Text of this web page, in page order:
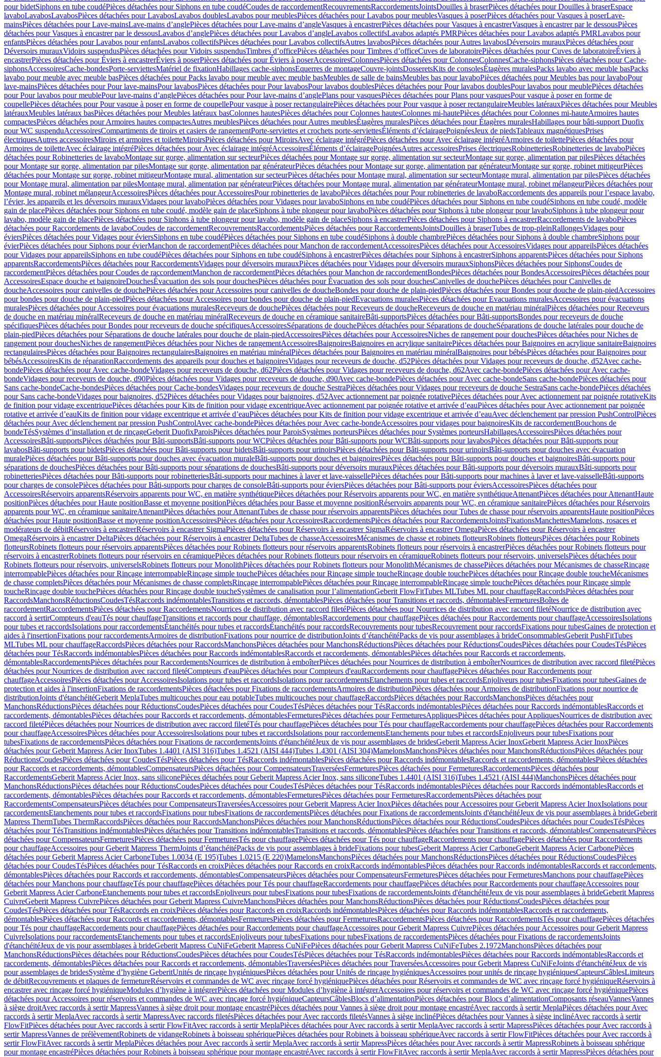
pour bidetSiphons en tube coudéPièces détachées pour Siphons en tube coudéCoudes de raccordementRecouvrementsRaccordementsJointsDouilles à braserPièces détachées pour Douilles à braserEspace
lavaboLavabosLavabosPièces détachées pour LavabosLavabos doublesLavabos pour meublesPièces détachées pour Lavabos pour meublesVasques à poserPièces détachées pour Vasques à poserLave-
mainsPièces détachées pour Lave-mainsLave-mains d’anglePièces détachées pour Lave-mains d’angleVasques à encastrerPièces détachées pour Vasques à encastrerVasques à encastrer par le dessousPièces
détachées pour Vasques à encastrer par le dessousLavabos d’anglePièces détachées pour Lavabos d’angleLavabos collectifsLavabos adaptés PMRPièces détachées pour Lavabos adaptés PMRLavabos pour
enfantsPièces détachées pour Lavabos pour enfantsLavabos collectifsPièces détachées pour Lavabos collectifsAutres lavabosPièces détachées pour Autres lavabosDéversoirs murauxPièces détachées pour
Déversoirs murauxVidoirs suspendusPièces détachées pour Vidoirs suspendusTimbres dʼofficePièces détachées pour Timbres dʼofficeCuves de laboratoirePièces détachées pour Cuves de laboratoireÉviers à
encastrerPièces détachées pour Éviers à encastrerÉviers à poserPièces détachées pour Éviers à poserAccessoiresColonnesPièces détachées pour ColonnesColonnesCache-siphonsPièces détachées pour Cache-
siphonsAccessoiresCache-bondesPorte-serviettesMatériel de fixationHabillages cache-siphonsEquerres de montageCouvre-jointsDosseretsKits de consolesÉtagères muralesPacks lavabo avec meuble basPacks
lavabo pour meuble avec meuble basPièces détachées pour Packs lavabo pour meuble avec meuble basMeubles de salle de bainsMeubles bas pour lavaboPièces détachées pour Meubles bas pour lavaboPour
lave-mainsPièces détachées pour Pour lave-mainsPour lavabosPièces détachées pour Pour lavabosPour lavabos doublesPièces détachées pour Pour lavabos doublesPour lavabos pour meublePièces détachées
pour Pour lavabos pour meublePour lave-mains d’anglePièces détachées pour Pour lave-mains d’anglePlans pour vasquesPièces détachées pour Plans pour vasquesPour vasque à poser en forme de
coupellePièces détachées pour Pour vasque à poser en forme de coupellePour vasque à poser rectangulairePièces détachées pour Pour vasque à poser rectangulaireMeubles latérauxPièces détachées pour Meubles
latérauxMeubles latéraux basPièces détachées pour Meubles latéraux basColonnes hautesPièces détachées pour Colonnes hautesColonnes mi-hautePièces détachées pour Colonnes mi-hauteArmoires hautes
compactesPièces détachées pour Armoires hautes compactesAutres meublesPièces détachées pour Autres meublesÉtagères muralesPièces détachées pour Étagères muralesHabillages pour bâti-support Duofix
pour WC suspenduAccessoiresCompartiments de tiroirs et casiers de rangementPorte-serviettes et crochets porte-serviettesÉléments d’éclairagePoignéesJeux de piedsTableaux magnétiquesPrises
électriquesAutres accessoiresMiroirs et armoires et toiletteMiroirsPièces détachées pour MiroirsAvec éclairage intégréPièces détachées pour Avec éclairage intégréArmoires de toilettePièces détachées pour
Armoires de toiletteAvec éclairage intégréPièces détachées pour Avec éclairage intégréAccessoiresÉléments d’éclairagePoignéesAutres accessoiresPrises électriquesRobinetteriesRobinetteries de lavaboPièces
détachées pour Robinetteries de lavaboMontage sur gorge, alimentation sur secteurPièces détachées pour Montage sur gorge, alimentation sur secteurMontage sur gorge, alimentation par pilesPièces détachées
pour Montage sur gorge, alimentation par pilesMontage sur gorge, alimentation par générateurPièces détachées pour Montage sur gorge, alimentation par générateurMontage sur gorge, robinet mitigeurPièces
détachées pour Montage sur gorge, robinet mitigeurMontage mural, alimentation sur secteurPièces détachées pour Montage mural, alimentation sur secteurMontage mural, alimentation par pilesPièces détachées
pour Montage mural, alimentation par pilesMontage mural, alimentation par générateurPièces détachées pour Montage mural, alimentation par générateurMontage mural, robinet mélangeurPièces détachées pour
Montage mural, robinet mélangeurAccessoiresPièces détachées pour AccessoiresPour robinetteries de lavaboPièces détachées pour Pour robinetteries de lavaboRaccordements des appareils pour l’espace lavabo,
l’évier, les appareils et les déversoirs murauxVidages pour lavaboPièces détachées pour Vidages pour lavaboSiphons en tube coudéPièces détachées pour Siphons en tube coudéSiphons en tube coudé, modèle
gain de placePièces détachées pour Siphons en tube coudé, modèle gain de placeSiphons à tube plongeur pour lavaboPièces détachées pour Siphons à tube plongeur pour lavaboSiphons à tube plongeur pour
lavabo, modèle gain de placePièces détachées pour Siphons à tube plongeur pour lavabo, modèle gain de placeSiphons à encastrerPièces détachées pour Siphons à encastrerRaccordements de lavaboPièces
détachées pour Raccordements de lavaboCoudes de raccordementRecouvrementsRaccordementsPièces détachées pour RaccordementsJointsDouilles à braserTubes de trop-pleinRallongesVidages pour
éviersPièces détachées pour Vidages pour éviersSiphons en tube coudéPièces détachées pour Siphons en tube coudéSiphons à double chambrePièces détachées pour Siphons à double chambreSiphons pour
évierPièces détachées pour Siphons pour évierManchon de raccordementPièces détachées pour Manchon de raccordementAccessoiresPièces détachées pour AccessoiresVidages pour appareilsPièces détachées
pour Vidages pour appareilsSiphons en tube coudéPièces détachées pour Siphons en tube coudéSiphons à encastrerPièces détachées pour Siphons à encastrerSiphons apparentsPièces détachées pour Siphons
apparentsRaccordementsPièces détachées pour RaccordementsVidages pour déversoirs murauxPièces détachées pour Vidages pour déversoirs murauxSiphonsPièces détachées pour SiphonsCoudes de
raccordementPièces détachées pour Coudes de raccordementManchon de raccordementPièces détachées pour Manchon de raccordementBondesPièces détachées pour BondesAccessoiresPièces détachées pour
AccessoiresEspace douche et baignoireDouchesÉvacuation des sols pour douchesPièces détachées pour Évacuation des sols pour douchesCanivelles de douchePièces détachées pour Canivelles de
doucheAccessoires pour canivelles de douchePièces détachées pour Accessoires pour canivelles de doucheBondes pour douche de plain-piedPièces détachées pour Bondes pour douche de plain-piedAccessoires
pour bondes pour douche de plain-piedPièces détachées pour Accessoires pour bondes pour douche de plain-piedEvacuations muralesPièces détachées pour Evacuations muralesAccessoires pour évacuations
muralesPièces détachées pour Accessoires pour évacuations muralesReceveurs de douchePièces détachées pour Receveurs de doucheReceveurs de douche en matériau minéralPièces détachées pour Receveurs
de douche en matériau minéralReceveurs de douche en matériau minéralReceveurs de douche en céramique sanitaireBâti-supportsPièces détachées pour Bâti-supportsBondes pour receveurs de douche
spécifiquesPièces détachées pour Bondes pour receveurs de douche spécifiquesAccessoiresSéparations de douchePièces détachées pour Séparations de doucheSéparations de douche latérales pour douche de
plain-piedPièces détachées pour Séparations de douche latérales pour douche de plain-piedAccessoiresPièces détachées pour AccessoiresNiches de rangement pour douchesPièces détachées pour Niches de
rangement pour douchesNiches de rangementPièces détachées pour Niches de rangementAccessoiresBaignoiresBaignoires en acrylique sanitairePièces détachées pour Baignoires en acrylique sanitaireBaignoires
rectangulairesPièces détachées pour Baignoires rectangulairesBaignoires en matériau minéralPièces détachées pour Baignoires en matériau minéralBaignoires pour bébésPièces détachées pour Baignoires pour
bébésAccessoiresKits de réparationRaccordements des appareils pour douches et baignoiresVidages pour receveurs de douche, d52Pièces détachées pour Vidages pour receveurs de douche, d52Avec cache-
bondePièces détachées pour Avec cache-bondeVidages pour receveurs de douche, d62Pièces détachées pour Vidages pour receveurs de douche, d62Avec cache-bondePièces détachées pour Avec cache-
bondeVidages pour receveurs de douche, d90Pièces détachées pour Vidages pour receveurs de douche, d90Avec cache-bondePièces détachées pour Avec cache-bondeSans cache-bondePièces détachées pour
Sans cache-bondeCache-bondesPièces détachées pour Cache-bondesVidages pour receveurs de douche SestraPièces détachées pour Vidages pour receveurs de douche SestraSans cache-bondePièces détachées
pour Sans cache-bondeVidages pour baignoires, d52Pièces détachées pour Vidages pour baignoires, d52Avec actionnement par poignée rotativePièces détachées pour Avec actionnement par poignée rotativeKits
de finition pour vidage excentriquePièces détachées pour Kits de finition pour vidage excentriqueAvec actionnement par poignée rotative et arrivée d’eauPièces détachées pour Avec actionnement par poignée
rotative et arrivée d’eauKits de finition pour vidage excentrique et arrivée d’eauPièces détachées pour Kits de finition pour vidage excentrique et arrivée d’eauAvec déclenchement par pression PushControlPièces
détachées pour Avec déclenchement par pression PushControlAvec cache-bondePièces détachées pour Avec cache-bondeAccessoires pour vidages pour baignoiresKits de raccordementBouchons de
bondeTésSystèmes d’installation et de rinçageGeberit DuofixParoisPièces détachées pour ParoisSystèmes porteursPièces détachées pour Systèmes porteursHabillagesAccessoiresPièces détachées pour
AccessoiresBâti-supportsPièces détachées pour Bâti-supportsBâti-supports pour WCPièces détachées pour Bâti-supports pour WCBâti-supports pour lavabosPièces détachées pour Bâti-supports pour
lavabosBâti-supports pour bidetsPièces détachées pour Bâti-supports pour bidetsBâti-supports pour urinoirsPièces détachées pour Bâti-supports pour urinoirsBâti-supports pour douches avec évacuation
muralePièces détachées pour Bâti-supports pour douches avec évacuation muraleBâti-supports pour douches et baignoiresPièces détachées pour Bâti-supports pour douches et baignoiresBâti-supports pour
séparations de douchesPièces détachées pour Bâti-supports pour séparations de douchesBâti-supports pour déversoirs murauxPièces détachées pour Bâti-supports pour déversoirs murauxBâti-supports pour
robinetteriesPièces détachées pour Bâti-supports pour robinetteriesBâti-supports pour machines à laver et lave-vaissellePièces détachées pour Bâti-supports pour machines à laver et lave-vaisselleBâti-supports
pour charges de consolePièces détachées pour Bâti-supports pour charges de consoleBâti-supports pour éviersPièces détachées pour Bâti-supports pour éviersAccessoiresPièces détachées pour
AccessoiresRéservoirs apparentsRéservoirs apparents pour WC, en matière synthétiquePièces détachées pour Réservoirs apparents pour WC, en matière synthétiqueAttenantPièces détachées pour AttenantHaute
positionPièces détachées pour Haute positionBasse et moyenne positionPièces détachées pour Basse et moyenne positionRéservoirs apparents pour WC, en céramique sanitairePièces détachées pour Réservoirs
apparents pour WC, en céramique sanitaireAttenantPièces détachées pour AttenantTubes de chasse pour réservoirs apparentsPièces détachées pour Tubes de chasse pour réservoirs apparentsHaute positionPièces
détachées pour Haute positionBasse et moyenne positionAccessoiresPièces détachées pour AccessoiresRaccordementsPièces détachées pour RaccordementsJointsFixationsManchettesMamelons, rosaces et
modérateurs de débitRéservoirs à encastrerRéservoirs à encastrer SigmaPièces détachées pour Réservoirs à encastrer SigmaRéservoirs à encastrer OmegaPièces détachées pour Réservoirs à encastrer
OmegaRéservoirs à encastrer DeltaPièces détachées pour Réservoirs à encastrer DeltaTubes de chasseAccessoiresMécanismes de chasse et robinets flotteursRobinets flotteursPièces détachées pour Robinets
flotteursRobinets flotteurs pour réservoirs apparentsPièces détachées pour Robinets flotteurs pour réservoirs apparentsRobinets flotteurs pour réservoirs à encastrerPièces détachées pour Robinets flotteurs pour
réservoirs à encastrerRobinets flotteurs pour réservoirs en céramiquePièces détachées pour Robinets flotteurs pour réservoirs en céramiqueRobinets flotteurs pour réservoirs, universelsPièces détachées pour
Robinets flotteurs pour réservoirs, universelsRobinets flotteurs pour MonolithPièces détachées pour Robinets flotteurs pour MonolithMécanismes de chassePièces détachées pour Mécanismes de chasseRinçage
interrompablePièces détachées pour Rinçage interrompableRinçage simple touchePièces détachées pour Rinçage simple toucheRinçage double touchePièces détachées pour Rinçage double toucheMécanismes
de chasse completsPièces détachées pour Mécanismes de chasse completsRinçage interrompablePièces détachées pour Rinçage interrompableRinçage simple touchePièces détachées pour Rinçage simple
toucheRinçage double touchePièces détachées pour Rinçage double toucheSystèmes de canalisation pour l’alimentationGeberit FlowFitTubes MLTubes ML pour chauffageRaccordsPièces détachées pour
RaccordsManchonsRéductionsCoudesTésRaccords indémontablesTransitions et raccords, démontablesPièces détachées pour Transitions et raccords, démontablesFermeturesBoîtes de
raccordementRaccordementsPièces détachées pour RaccordementsNourrices de distribution avec raccord filetéPièces détachées pour Nourrices de distribution avec raccord filetéNourrice de distribution avec
raccord à sertirCompteurs d'eauTés pour chauffageTransitions et raccords pour chauffage, démontablesRaccordements pour chauffagePièces détachées pour Raccordements pour chauffageAccessoiresIsolations
pour tubes et raccordsIsolations pour raccordementsÉtanchéités pour tubes et raccordsÉtanchéités pour raccordsRecouvrements pour tubesRecouvrement pour raccordsFixations pour tubesGaines de protection et
aides à l'insertionFixations pour raccordementsArmoires de distributionFixations pour nourrice de distributionJoints d’étanchéitéPacks de vis pour assemblages à brideConsommablesGeberit PushFitTubes
MLTubes ML pour chauffageRaccordsPièces détachées pour RaccordsManchonsPièces détachées pour ManchonsRéductionsPièces détachées pour RéductionsCoudesPièces détachées pour CoudesTésPièces
détachées pour TésRaccords indémontablesPièces détachées pour Raccords indémontablesRaccords et raccordements, démontablesPièces détachées pour Raccords et raccordements,
démontablesRaccordementsPièces détachées pour RaccordementsNourrices de distribution à emboîterPièces détachées pour Nourrices de distribution à emboîterNourrices de distribution avec raccord filetéPièces
détachées pour Nourrices de distribution avec raccord filetéCompteurs d'eauPièces détachées pour Compteurs d'eauRaccordements pour chauffagePièces détachées pour Raccordements pour
chauffageAccessoiresPièces détachées pour AccessoiresIsolations pour tubes et raccordsIsolations pour raccordementsEtanchements pour tubes et raccordsEnjoliveurs pour tubesFixations pour tubesGaines de
protection et aides à l'insertionFixations de raccordementsPièces détachées pour Fixations de raccordementsArmoires de distributionPièces détachées pour Armoires de distributionFixations pour nourrice de
distributionJoints d'étanchéitéGeberit MeplaTubes multicouches pour eau potableTubes multicouches pour chauffageRaccordsPièces détachées pour RaccordsManchonsPièces détachées pour
ManchonsRéductionsPièces détachées pour RéductionsCoudesPièces détachées pour CoudesTésPièces détachées pour TésRaccords indémontablesPièces détachées pour Raccords indémontablesRaccords et
raccordements, démontablesPièces détachées pour Raccords et raccordements, démontablesFermeturesPièces détachées pour FermeturesAppliquesPièces détachées pour AppliquesNourrices de distribution avec
raccord filetéPièces détachées pour Nourrices de distribution avec raccord filetéTés pour chauffagePièces détachées pour Tés pour chauffageRaccordements pour chauffagePièces détachées pour Raccordements
pour chauffageAccessoiresPièces détachées pour AccessoiresIsolations pour tubes et raccordsIsolations pour raccordementsEtanchements pour tubes et raccordsEnjoliveurs pour tubesFixations pour
tubesFixations de raccordementsPièces détachées pour Fixations de raccordementsJoints d'étanchéitéJeux de vis pour assemblages de bridesGeberit Mapress Acier InoxGeberit Mapress Acier InoxPièces
détachées pour Geberit Mapress Acier InoxTubes 1.4401 (AISI 316)Tubes 1.4521 (AISI 444)Tubes 1.4301 (AISI 304)MamelonsManchonsPièces détachées pour ManchonsRéductionsPièces détachées pour
RéductionsCoudesPièces détachées pour CoudesTésPièces détachées pour TésRaccords indémontablesPièces détachées pour Raccords indémontablesRaccords et raccordements, démontablesPièces détachées
pour Raccords et raccordements, démontablesCompensateursPièces détachées pour CompensateursTraverséesFermeturesPièces détachées pour FermeturesRaccordementsPièces détachées pour
RaccordementsGeberit Mapress Acier Inox, sans siliconePièces détachées pour Geberit Mapress Acier Inox, sans siliconeTubes 1.4401 (AISI 316)Tubes 1.4521 (AISI 444)ManchonsPièces détachées pour
ManchonsRéductionsPièces détachées pour RéductionsCoudesPièces détachées pour CoudesTésPièces détachées pour TésRaccords indémontablesPièces détachées pour Raccords indémontablesRaccords et
raccordements, démontablesPièces détachées pour Raccords et raccordements, démontablesFermeturesPièces détachées pour FermeturesRaccordementsPièces détachées pour
RaccordementsCompensateursPièces détachées pour CompensateursTraverséesAccessoires pour Geberit Mapress Acier InoxPièces détachées pour Accessoires pour Geberit Mapress Acier InoxIsolations pour
raccordementsEtanchements pour tubes et raccordsFixations pour tubesFixations de raccordementsPièces détachées pour Fixations de raccordementsJoints d'étanchéitéJeux de vis pour assemblages à brideGeberit
Mapress ThermTubes ThermRaccordsPièces détachées pour RaccordsManchonsPièces détachées pour ManchonsRéductionsPièces détachées pour RéductionsCoudesPièces détachées pour CoudesTésPièces
détachées pour TésTransitions indémontablesPièces détachées pour Transitions indémontablesTransitions et raccords, démontablesPièces détachées pour Transitions et raccords, démontablesCompensateursPièces
détachées pour CompensateursFermeturesPièces détachées pour FermeturesTés pour chauffagePièces détachées pour Tés pour chauffageRaccordements pour chauffagePièces détachées pour Raccordements
pour chauffageAccessoires pour Geberit Mapress ThermJoints d’étanchéitéPacks de vis pour assemblages à brideFixations pour tubesGeberit Mapress Acier CarboneGeberit Mapress Acier CarbonePièces
détachées pour Geberit Mapress Acier CarboneTubes 1.0034 (E 195)Tubes 1.0215 (E 220)MamelonsManchonsPièces détachées pour ManchonsRéductionsPièces détachées pour RéductionsCoudesPièces
détachées pour CoudesTésPièces détachées pour TésRaccords en croixPièces détachées pour Raccords en croixRaccords indémontablesPièces détachées pour Raccords indémontablesRaccords et raccordements,
démontablesPièces détachées pour Raccords et raccordements, démontablesCompensateursPièces détachées pour CompensateursFermeturesPièces détachées pour FermeturesManchons pour chauffagePièces
détachées pour Manchons pour chauffageTés pour chauffagePièces détachées pour Tés pour chauffageRaccordements pour chauffagePièces détachées pour Raccordements pour chauffageAccessoires pour
Geberit Mapress Acier CarboneEtanchements pour tubes et raccordsEnjoliveurs pour tubesFixations pour tubesFixations de raccordementsJoints d'étanchéitéJeux de vis pour assemblages à brideGeberit Mapress
CuivreGeberit Mapress CuivrePièces détachées pour Geberit Mapress CuivreManchonsPièces détachées pour ManchonsRéductionsPièces détachées pour RéductionsCoudesPièces détachées pour
CoudesTésPièces détachées pour TésRaccords en croixPièces détachées pour Raccords en croixRaccords indémontablesPièces détachées pour Raccords indémontablesRaccords et raccordements,
démontablesPièces détachées pour Raccords et raccordements, démontablesFermeturesPièces détachées pour FermeturesRaccordementsPièces détachées pour RaccordementsTés pour chauffagePièces détachées
pour Tés pour chauffageRaccordements pour chauffagePièces détachées pour Raccordements pour chauffageAccessoires pour Geberit Mapress CuivrePièces détachées pour Accessoires pour Geberit Mapress
CuivreIsolations pour raccordementsEtanchements pour tubes et raccordsEnjoliveurs pour tubesFixations pour tubesFixations de raccordementsPièces détachées pour Fixations de raccordementsJoints
d'étanchéitéJeux de vis pour assemblages à brideGeberit Mapress CuNiFeGeberit Mapress CuNiFePièces détachées pour Geberit Mapress CuNiFeTubes 2.1972ManchonsPièces détachées pour
ManchonsRéductionsPièces détachées pour RéductionsCoudesPièces détachées pour CoudesTésPièces détachées pour TésRaccords indémontablesPièces détachées pour Raccords indémontablesRaccords et
raccordements, démontablesPièces détachées pour Raccords et raccordements, démontablesTraverséesPièces détachées pour TraverséesAccessoires pour Geberit Mapress CuNiFeJoints d'étanchéitéJeux de vis
pour assemblages de bridesSystème d’hygiène GeberitUnités de rinçage hygiéniquesPièces détachées pour Unités de rinçage hygiéniquesAccessoires pour unités de rinçage hygiéniquesCapteursCâblesLimiteurs
de débitRecouvrements et plaques de fermetureRéservoirs et commandes de WC avec rinçage forcé hygiéniquePièces détachées pour Réservoirs et commandes de WC avec rinçage forcé hygiéniqueRéservoirs à
encastrer avec rinçage forcé hygiéniqueModules d’hygiène à intégrerPièces détachées pour Modules d’hygiène à intégrerAccessoires pour réservoirs et commandes de WC avec rinçage forcé hygiéniquePièces
détachées pour Accessoires pour réservoirs et commandes de WC avec rinçage forcé hygiéniqueCapteursCâblesBlocs d’alimentationPièces détachées pour Blocs d’alimentationComposants réseauVannesVannes
à siège droitAvec raccords à sertir MapressVannes à siège droit pour montage encastréPièces détachées pour Vannes à siège droit pour montage encastréAvec raccords à sertir MeplaPièces détachées pour Avec
raccords à sertir MeplaAvec raccords à sertir MapressAvec raccords filetésPièces détachées pour Avec raccords filetésVannes à siège inclinéPièces détachées pour Vannes à siège inclinéAvec raccords à sertir
FlowFitPièces détachées pour Avec raccords à sertir FlowFitAvec raccords à sertir MeplaPièces détachées pour Avec raccords à sertir MeplaAvec raccords à sertir MapressPièces détachées pour Avec raccords à
sertir MapressVannes de prélèvementRobinets de vidangeRobinets à boisseau sphériquePièces détachées pour Robinets à boisseau sphériqueAvec raccords à sertir FlowFitPièces détachées pour Avec raccords à
sertir FlowFitAvec raccords à sertir MeplaPièces détachées pour Avec raccords à sertir MeplaAvec raccords à sertir MapressPièces détachées pour Avec raccords à sertir MapressRobinets à boisseau sphérique
pour montage encastréPièces détachées pour Robinets à boisseau sphérique pour montage encastréAvec raccords à sertir FlowFitAvec raccords à sertir MeplaAvec raccords à sertir MapressPièces détachées pour